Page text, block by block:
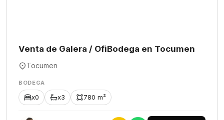
Venta de Galera / OfiBodega en Tocumen
Tocumen
BODEGA
x0 x3 780 m²